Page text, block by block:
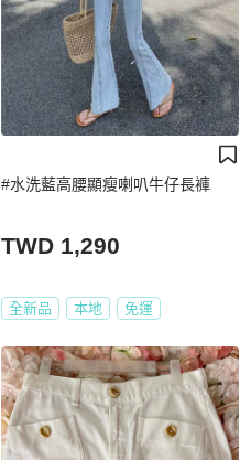
#水洗藍高腰顯瘦喇叭牛仔長褲
TWD 1,290
全新品 本地 免運